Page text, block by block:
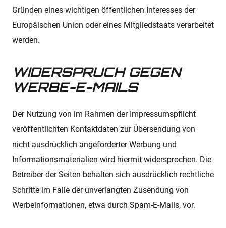
Gründen eines wichtigen öffentlichen Interesses der
Europäischen Union oder eines Mitgliedstaats verarbeitet
werden.
WIDERSPRUCH GEGEN
WERBE-E-MAILS
Der Nutzung von im Rahmen der Impressumspflicht
veröffentlichten Kontaktdaten zur Übersendung von
nicht ausdrücklich angeforderter Werbung und
Informationsmaterialien wird hiermit widersprochen. Die
Betreiber der Seiten behalten sich ausdrücklich rechtliche
Schritte im Falle der unverlangten Zusendung von
Werbeinformationen, etwa durch Spam-E-Mails, vor.